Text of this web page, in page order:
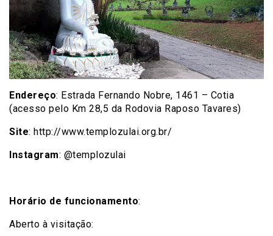
Endereço: Estrada Fernando Nobre, 1461 – Cotia
(acesso pelo Km 28,5 da Rodovia Raposo Tavares)
Site: http://www.templozulai.org.br/
Instagram: @templozulai
Horário de funcionamento:
Aberto à visitação: